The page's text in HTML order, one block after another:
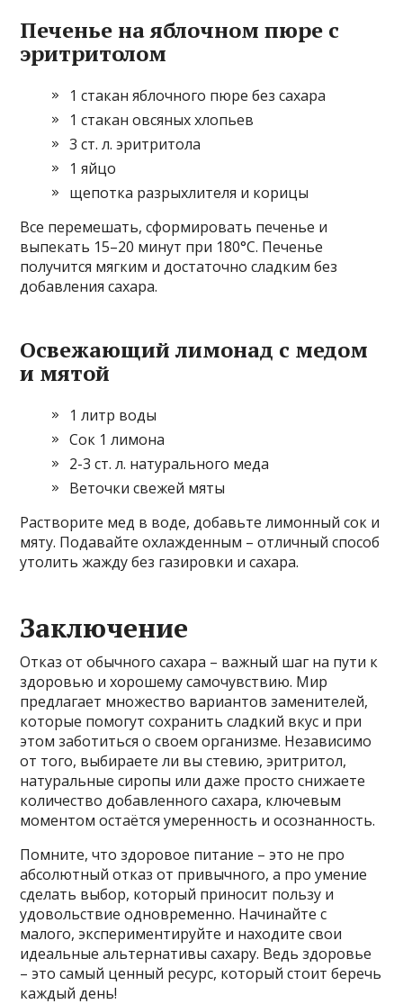
Печенье на яблочном пюре с
эритритолом
1 стакан яблочного пюре без сахара
1 стакан овсяных хлопьев
3 ст. л. эритритола
1 яйцо
щепотка разрыхлителя и корицы
Все перемешать, сформировать печенье и
выпекать 15–20 минут при 180°C. Печенье
получится мягким и достаточно сладким без
добавления сахара.
Освежающий лимонад с медом
и мятой
1 литр воды
Сок 1 лимона
2-3 ст. л. натурального меда
Веточки свежей мяты
Растворите мед в воде, добавьте лимонный сок и
мяту. Подавайте охлажденным – отличный способ
утолить жажду без газировки и сахара.
Заключение
Отказ от обычного сахара – важный шаг на пути к
здоровью и хорошему самочувствию. Мир
предлагает множество вариантов заменителей,
которые помогут сохранить сладкий вкус и при
этом заботиться о своем организме. Независимо
от того, выбираете ли вы стевию, эритритол,
натуральные сиропы или даже просто снижаете
количество добавленного сахара, ключевым
моментом остаётся умеренность и осознанность.
Помните, что здоровое питание – это не про
абсолютный отказ от привычного, а про умение
сделать выбор, который приносит пользу и
удовольствие одновременно. Начинайте с
малого, экспериментируйте и находите свои
идеальные альтернативы сахару. Ведь здоровье
– это самый ценный ресурс, который стоит беречь
каждый день!